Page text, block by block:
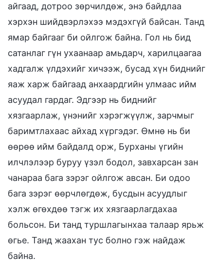
айгаад, дотроо зөрчилдөж, энэ байдлаа
хэрхэн шийдвэрлэхээ мэдэхгүй байсан. Танд
ямар байгааг би ойлгож байна. Гол нь бид
сатанлаг гүн ухаанаар амьдарч, харилцаагаа
хадгалж үлдэхийг хичээж, бусад хүн биднийг
яаж харж байгаад анхаардгийн улмаас ийм
асуудал гардаг. Эдгээр нь биднийг
хязгаарлаж, үнэнийг хэрэгжүүлж, зарчмыг
баримтлахаас айхад хүргэдэг. Өмнө нь би
өөрөө ийм байдалд орж, Бурханы үгийн
илчлэлээр буруу үзэл бодол, завхарсан зан
чанараа бага зэрэг ойлгож авсан. Би одоо
бага зэрэг өөрчлөгдөж, бусдын асуудлыг
хэлж өгөхдөө тэгж их хязгаарлагдахаа
больсон. Би танд туршлагынхаа талаар ярьж
өгье. Танд жаахан тус болно гэж найдаж
байна.